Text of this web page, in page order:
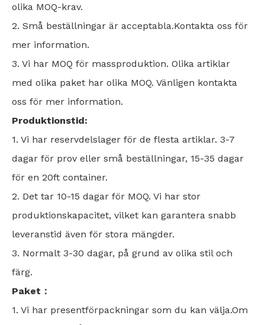
olika MOQ-krav.
2. Små beställningar är acceptabla.Kontakta oss för
mer information.
3. Vi har MOQ för massproduktion. Olika artiklar
med olika paket har olika MOQ. Vänligen kontakta
oss för mer information.
Produktionstid:
1. Vi har reservdelslager för de flesta artiklar. 3-7
dagar för prov eller små beställningar, 15-35 dagar
för en 20ft container.
2. Det tar 10-15 dagar för MOQ. Vi har stor
produktionskapacitet, vilket kan garantera snabb
leveranstid även för stora mängder.
3. Normalt 3-30 dagar, på grund av olika stil och
färg.
Paket：
1. Vi har presentförpackningar som du kan välja.Om